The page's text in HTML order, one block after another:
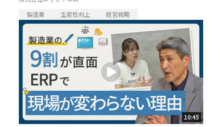
製造業
生産性向上 経営戦略
10:45